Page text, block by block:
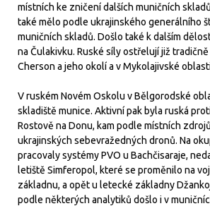
místních ke zničení dalších muničních
také mělo podle ukrajinského generálního
muničních skladů. Došlo také k dalším
na Čulakivku. Ruské síly ostřelují již
Cherson a jeho okolí a v Mykolajivské
V ruském Novém Oskolu v Bělgorodské
skladiště munice. Aktivní pak byla ruská
Rostově na Donu, kam podle místních
ukrajinských sebevražedných dronů. Na
pracovaly systémy PVO u Bachčisaraje,
letiště Simferopol, které se proměnilo na
základnu, a opět u letecké základny
podle některých analytiků došlo i v